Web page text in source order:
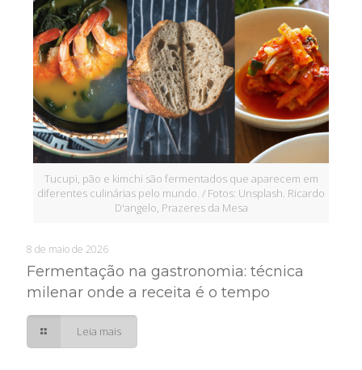
Tucupi, pão e kimchi são fermentados que aparecem em
diferentes culinárias pelo mundo. / Fotos: Unsplash. Ricardo
D'angelo, Prazeres da Mesa
8 de maio de 2026
Fermentação na gastronomia: técnica
milenar onde a receita é o tempo
Leia mais